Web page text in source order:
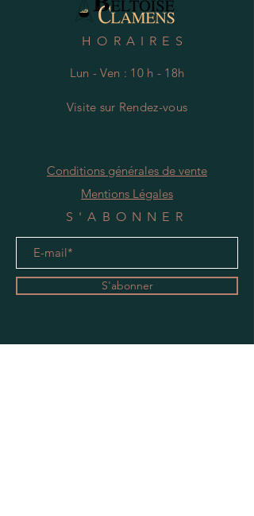
HORAIRES
Lun - Ven : 10 h - 18h
Visite sur Rendez-vous
Conditions générales de vente
Mentions Légales
S'ABONNER
S'abonner